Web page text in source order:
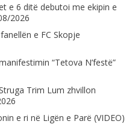
e 6 ditë debutoi me ekipin e
2026
e FC Skopje
“Tetova N’festë”
Trim Lum zhvillon
e ri në Ligën e Parë (VIDEO)